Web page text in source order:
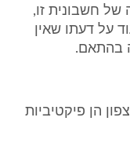
חשבונית זו,
על דעתו שאין
בהתאם.
הן פיקטיביות